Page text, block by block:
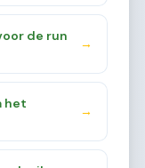
de run
→
het
→